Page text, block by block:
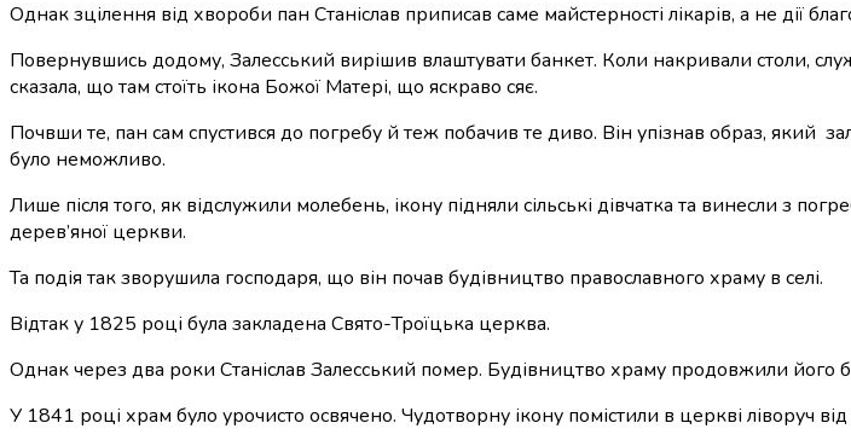
Однак зцілення від хвороби пан Станіслав приписав саме майстерності лікарів, а не дії
Повернувшись додому, Залесський вирішив влаштувати банкет. Коли накривали столи,
сказала, що там стоїть ікона Божої Матері, що яскраво сяє.
Почвши те, пан сам спустився до погребу й теж побачив те диво. Він упізнав образ, який
було неможливо.
Лише після того, як відслужили молебень, ікону підняли сільські дівчатка та винесли з
дерев’яної церкви.
Та подія так зворушила господаря, що він почав будівництво православного храму в селі.
Відтак у 1825 році була закладена Свято-Троїцька церква.
Однак через два роки Станіслав Залесський помер. Будівництво храму продовжили його
У 1841 році храм було урочисто освячено. Чудотворну ікону помістили в церкві ліворуч